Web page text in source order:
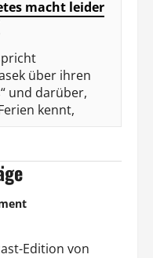
macht leider
über ihren
und darüber,
kennt,
Edition von